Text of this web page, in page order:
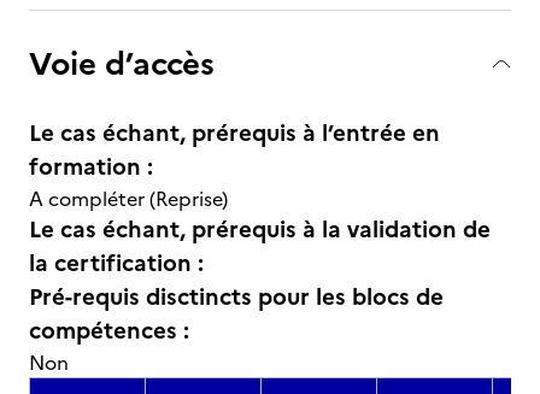
Voie d’accès
Le cas échant, prérequis à l’entrée en
formation :
A compléter (Reprise)
Le cas échant, prérequis à la validation de
la certification :
Pré-requis disctincts pour les blocs de
compétences :
Non